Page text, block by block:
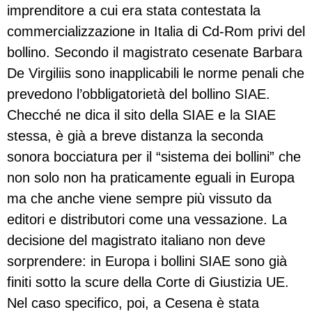
imprenditore a cui era stata contestata la
commercializzazione in Italia di Cd-Rom privi del
bollino. Secondo il magistrato cesenate Barbara
De Virgiliis sono inapplicabili le norme penali che
prevedono l’obbligatorietà del bollino SIAE.
Checché ne dica il sito della SIAE e la SIAE
stessa, è già a breve distanza la seconda
sonora bocciatura per il “sistema dei bollini” che
non solo non ha praticamente eguali in Europa
ma che anche viene sempre più vissuto da
editori e distributori come una vessazione. La
decisione del magistrato italiano non deve
sorprendere: in Europa i bollini SIAE sono già
finiti sotto la scure della Corte di Giustizia UE.
Nel caso specifico, poi, a Cesena è stata